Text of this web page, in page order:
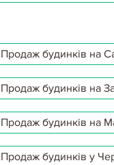
Продаж будинків на
Продаж будинків на
Продаж будинків на
Продаж будинків у